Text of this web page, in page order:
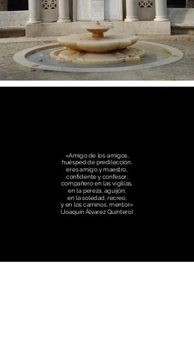
«Amigo de los amigos,
huésped de predilección,
eres amigo y maestro,
confidente y confesor;
compañero en las vigilias,
en la pereza, aguijón;
en la soledad, recreo,
y en los caminos, mentor»
(Joaquín Álvarez Quintero)